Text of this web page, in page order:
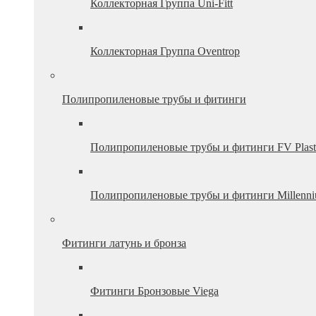
Коллекторная Группа Uni-Fitt
Коллекторная Группа Oventrop
Полипропиленовые трубы и фитинги
Полипропиленовые трубы и фитинги FV Plast
Полипропиленовые трубы и фитинги
Фитинги латунь и бронза
Фитинги Бронзовые Viega